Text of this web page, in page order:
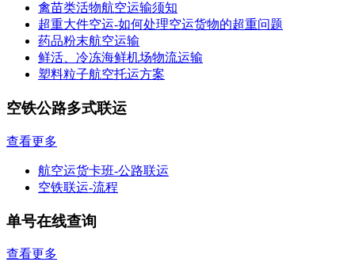
禽苗类活物航空运输须知
超重大件空运-如何处理空运货物的超重问题
药品粉末航空运输
鲜活、冷冻海鲜机场物流运输
塑料粒子航空托运方案
空铁公路多式联运
查看更多
航空运货卡班-公路联运
空铁联运-流程
单号在线查询
查看更多